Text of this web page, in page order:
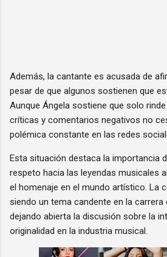
Además, la cantante es acusada de
pesar de que algunos sostienen que
Aunque Ángela sostiene que solo
críticas y comentarios negativos no
polémica constante en las redes
Esta situación destaca la importancia
respeto hacia las leyendas musicales
el homenaje en el mundo artístico. La
siendo un tema candente en la carrera
dejando abierta la discusión sobre la
originalidad en la industria musical.